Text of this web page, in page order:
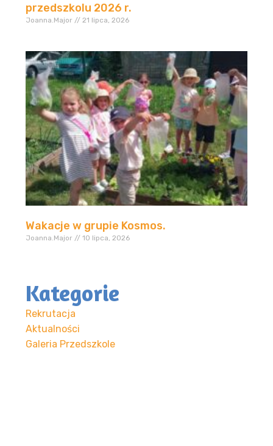
przedszkolu 2026 r.
Joanna.Major 21 lipca, 2026
Wakacje w grupie Kosmos.
Joanna.Major 10 lipca, 2026
Kategorie
Rekrutacja
Aktualności
Galeria Przedszkole